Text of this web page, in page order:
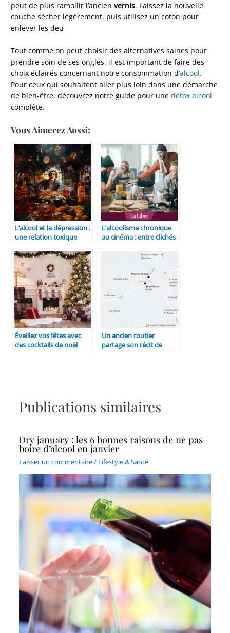
peut de plus ramollir l’ancienvernis. Laissez la nouvelle
couche sécher légèrement, puis utilisez un coton pour
enlever les deu
Tout comme on peut choisir des alternatives saines pour
prendre soin de ses ongles, il est important de faire des
choix éclairés concernant notre consommation d’alcool.
Pour ceux qui souhaitent aller plus loin dans une démarche
de bien-être, découvrez notre guide pour unedétox alcool
complète.
Vous Aimerez Aussi:
L’alcool et la dépression :
une relation toxique
L’alcoolisme chronique
au cinéma : entre clichés
Éveillez vos fêtes avec
des cocktails de noël
Un ancien routier
partage son récit de
Publications similaires
Dry january : les 6 bonnes raisons de ne pas
boire d’alcool en janvier
Laisser un commentaire/ Lifestyle & Santé